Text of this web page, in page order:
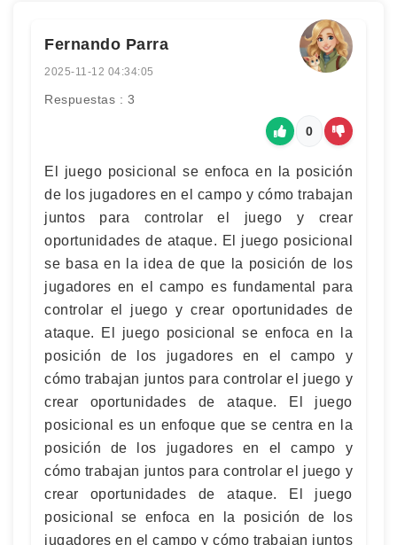
Fernando Parra
2025-11-12 04:34:05
Respuestas : 3
0
El juego posicional se enfoca en la posición
de los jugadores en el campo y cómo trabajan
juntos para controlar el juego y crear
oportunidades de ataque. El juego posicional
se basa en la idea de que la posición de los
jugadores en el campo es fundamental para
controlar el juego y crear oportunidades de
ataque. El juego posicional se enfoca en la
posición de los jugadores en el campo y
cómo trabajan juntos para controlar el juego y
crear oportunidades de ataque. El juego
posicional es un enfoque que se centra en la
posición de los jugadores en el campo y
cómo trabajan juntos para controlar el juego y
crear oportunidades de ataque. El juego
posicional se enfoca en la posición de los
jugadores en el campo y cómo trabajan juntos